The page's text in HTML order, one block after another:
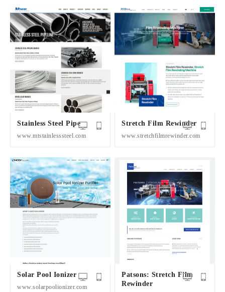
Stainless Steel Pipe
www.mtstainlesssteel.com
Stretch Film Rewinder
www.stretchfilmrewinder.com
Solar Pool Ionizer
www.solarpoolionizer.com
Patsons: Stretch Film
Rewinder